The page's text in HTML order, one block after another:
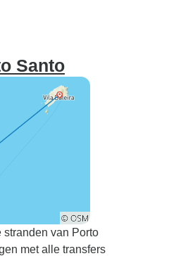
Santo
stranden van Porto
met alle transfers